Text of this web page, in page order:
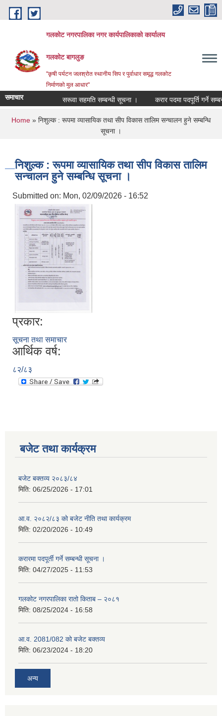
Skip to main content
गलकोट नगरपालिका नगर कार्यपालिकाको कार्यालय
गलकोट बागलुङ
"कृषी पर्यटन जलश्रोत स्थानीय सिप र पुर्वाधार समृद्ध गलकोट
निर्माणको मुल आधार"
समाचार सरूवा सहमति सम्बन्धी सूचना । करार पदमा पदपूर्ति गर्ने
You are here
Home » निशुल्क : रूपमा व्यासायिक तथा सीप विकास तालिम सन्चालन हुने सम्बन्धि
सूचना ।
निशुल्क : रूपमा व्यासायिक तथा सीप विकास तालिम
सन्चालन हुने सम्बन्धि सूचना ।
Submitted on: Mon, 02/09/2026 - 16:52
प्रकार:
सूचना तथा समाचार
आर्थिक वर्ष:
८२/८३
बजेट तथा कार्यक्रम
बजेट बक्तव्य २०८३/८४
मिति: 06/25/2026 - 17:01
आ.व. २०८२/८३ को बजेट नीति तथा कार्यक्रम
मिति: 02/20/2026 - 10:49
करारमा पदपूर्ती गर्ने सम्बन्धी सूचना ।
मिति: 04/27/2025 - 11:53
गलकोट नगरपालिका रातो किताब – २०८१
मिति: 08/25/2024 - 16:58
आ.व. 2081/082 को बजेट बक्तव्य
मिति: 06/23/2024 - 18:20
अन्य